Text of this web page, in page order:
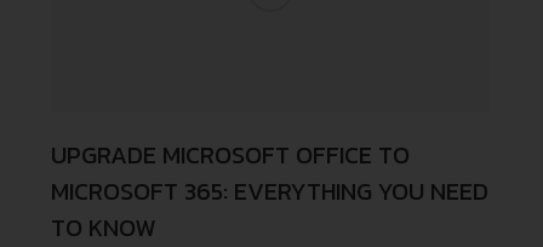
UPGRADE MICROSOFT OFFICE TO
MICROSOFT 365: EVERYTHING YOU NEED
TO KNOW